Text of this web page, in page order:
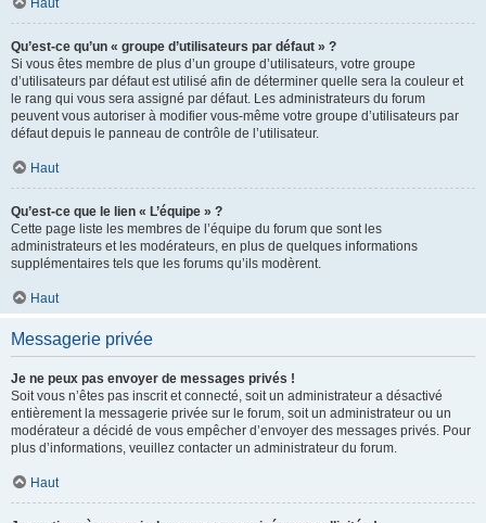
Haut
Qu’est-ce qu’un « groupe d’utilisateurs par défaut » ?
Si vous êtes membre de plus d’un groupe d’utilisateurs, votre groupe
d’utilisateurs par défaut est utilisé afin de déterminer quelle sera la couleur et
le rang qui vous sera assigné par défaut. Les administrateurs du forum
peuvent vous autoriser à modifier vous-même votre groupe d’utilisateurs par
défaut depuis le panneau de contrôle de l’utilisateur.
Haut
Qu’est-ce que le lien « L’équipe » ?
Cette page liste les membres de l’équipe du forum que sont les
administrateurs et les modérateurs, en plus de quelques informations
supplémentaires tels que les forums qu’ils modèrent.
Haut
Messagerie privée
Je ne peux pas envoyer de messages privés !
Soit vous n’êtes pas inscrit et connecté, soit un administrateur a désactivé
entièrement la messagerie privée sur le forum, soit un administrateur ou un
modérateur a décidé de vous empêcher d’envoyer des messages privés. Pour
plus d’informations, veuillez contacter un administrateur du forum.
Haut